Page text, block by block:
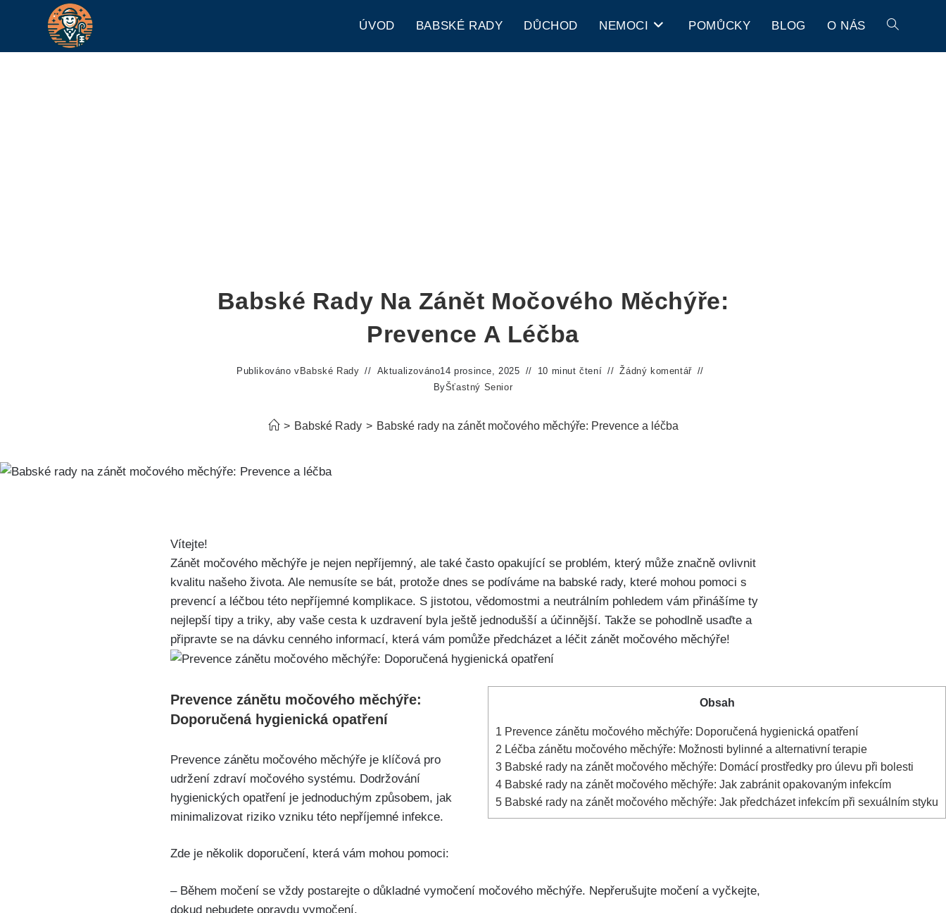
ÚVOD BABSKÉ RADY DŮCHOD NEMOCI POMŮCKY BLOG O NÁS
Babské Rady Na Zánět Močového Měchýře:
Prevence A Léčba
Publikováno v Babské Rady Aktualizováno14 prosince, 2025 10 minut čtení
Žádný komentář
ByŠťastný Senior
> Babské Rady > Babské rady na zánět močového měchýře: Prevence a léčba
Vítejte!
Zánět močového měchýře‍ je nejen nepříjemný, ale ​také často opakující‍ se problém, který může značně ovlivnit⁢
kvalitu⁢ našeho života. Ale nemusíte‍ se ⁢bát, protože dnes ‍se podíváme na babské ​rady, které mohou ⁣pomoci‌ s
prevencí a ‌léčbou této nepříjemné komplikace. S jistotou, vědomostmi a neutrálním pohledem vám přinášíme ⁢ty
nejlepší tipy a triky, ​aby vaše‌ cesta k uzdravení byla‍ ještě jednodušší a účinnější. Takže se pohodlně usaďte ‍a
připravte ‍se na ‍dávku cenného ⁣informací, která vám ​pomůže předcházet a⁣ léčit‌ zánět močového měchýře!
Obsah
1 Prevence ‍zánětu⁢ močového ⁤měchýře: Doporučená ⁣hygienická opatření
2 Léčba zánětu močového měchýře: Možnosti bylinné ‍a alternativní ⁣terapie
3 Babské rady na zánět močového měchýře: Domácí prostředky ⁣pro úlevu při bolesti
4 Babské⁤ rady na zánět močového⁤ měchýře: Jak ⁢zabránit opakovaným infekcím
5 Babské⁤ rady na zánět⁤ močového měchýře:⁤ Jak předcházet infekcím při sexuálním styku
Prevence ‍zánětu⁢ močového ⁤měchýře:
Doporučená ⁣hygienická opatření
Prevence zánětu močového ‌měchýře je‌ klíčová pro
⁢udržení ‌zdraví močového systému. Dodržování
hygienických opatření je jednoduchým způsobem, ⁢jak⁣
minimalizovat riziko vzniku ⁤této‍ nepříjemné infekce. ‌
Zde je několik doporučení, která vám mohou pomoci:
– Během močení se vždy postarejte o důkladné‍ vymočení močového měchýře. Nepřerušujte⁤ močení a vyčkejte,
dokud nebudete opravdu vymočení.